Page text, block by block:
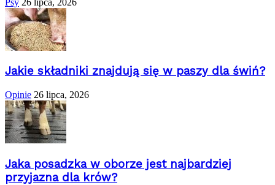
Jakie składniki znajdują się w paszy dla świń?
Opinie 26 lipca, 2026
Jaka posadzka w oborze jest najbardziej
przyjazna dla krów?